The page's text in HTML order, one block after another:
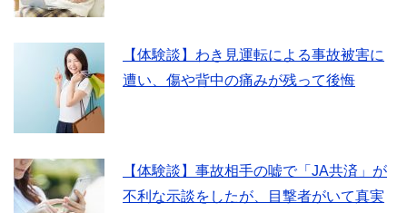
【体験談】わき見運転による事故被害に
遭い、傷や背中の痛みが残って後悔
【体験談】事故相手の嘘で「JA共済」が
不利な示談をしたが、目撃者がいて真実